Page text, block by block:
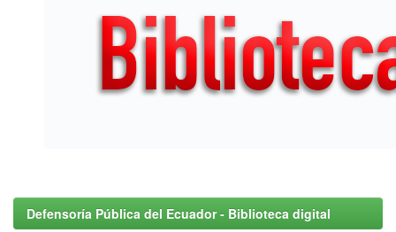
Defensoría Pública del Ecuador - Biblioteca digital